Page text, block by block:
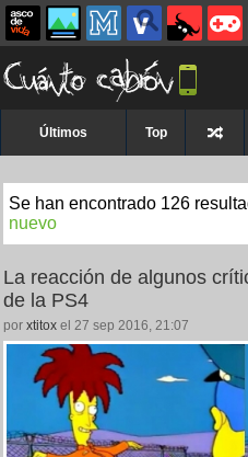
Últimos Top
Se han encontrado 126
nuevo
La reacción de algunos
de la PS4
por xtitox el 27 sep 2016, 21:07